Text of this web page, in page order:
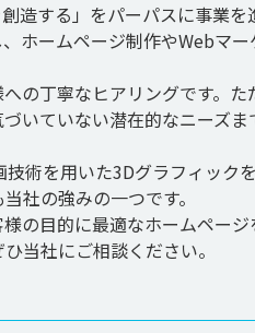
造する」をパーパスに事業を
ホームページ制作やWebマ
の丁寧なヒアリングです。た
いていない潜在的なニーズま
術を用いた3Dグラフィック
社の強みの一つです。
の目的に最適なホームページ